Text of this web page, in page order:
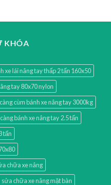
KHÓA
xe lái nâng tay thấp 2 tấn 160x50
tay 80x70 nylon
càng cùm bánh xe nâng tay 3000kg
bánh xe nâng tay 2.5 tấn
tấn
chữa xe nâng
sửa chữa xe nâng mặt bàn